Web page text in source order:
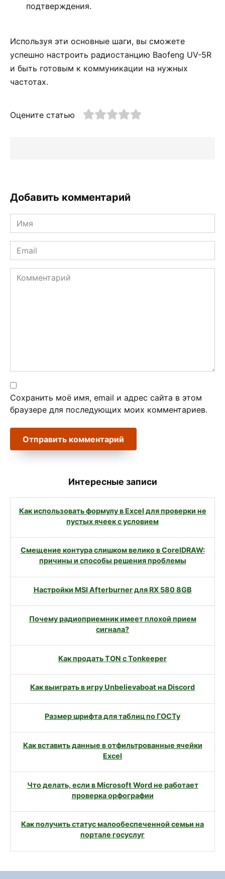
подтверждения.
Используя эти основные шаги, вы сможете
успешно настроить радиостанцию Baofeng UV-5R
и быть готовым к коммуникации на нужных
частотах.
Оцените статью
Добавить комментарий
Имя
*
Email
*
Комментарий
Сохранить моё имя, email и адрес сайта в этом
браузере для последующих моих комментариев.
Интересные записи
Как использовать формулу в Excel для проверки не
пустых ячеек с условием
Смещение контура слишком велико в CorelDRAW:
причины и способы решения проблемы
Настройки MSI Afterburner для RX 580 8GB
Почему радиоприемник имеет плохой прием
сигнала?
Как продать TON с Tonkeeper
Как выиграть в игру Unbelievaboat на Discord
Размер шрифта для таблиц по ГОСТу
Как вставить данные в отфильтрованные ячейки
Excel
Что делать, если в Microsoft Word не работает
проверка орфографии
Как получить статус малообеспеченной семьи на
портале госуслуг